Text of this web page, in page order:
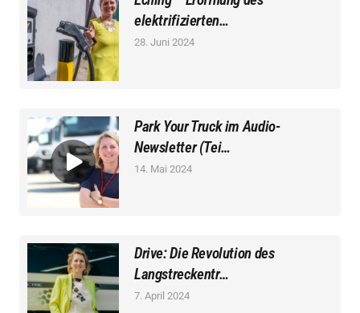
elektrifizierten…
28. Juni 2024
Park Your Truck im Audio-
Newsletter (Tei…
14. Mai 2024
Drive: Die Revolution des
Langstreckentr…
7. April 2024